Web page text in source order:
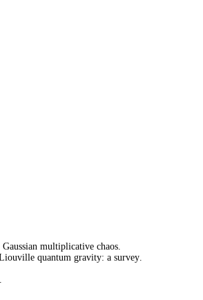
multiplicative chaos.
quantum gravity: a survey.